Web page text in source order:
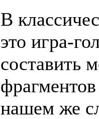
В
это игра-
составить
нашем же